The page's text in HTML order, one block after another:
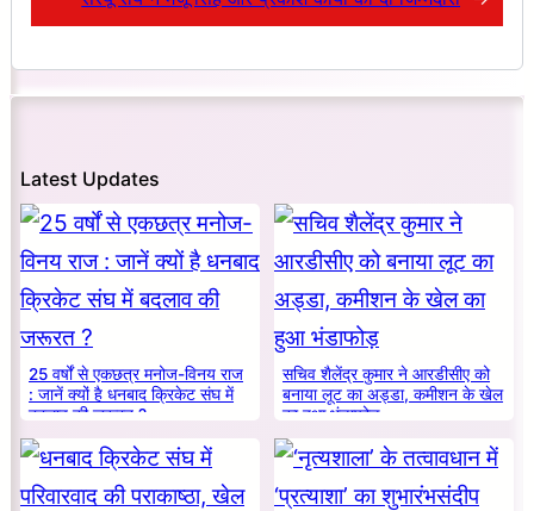
Latest Updates
25 वर्षों से एकछत्र मनोज-विनय राज
: जानें क्यों है धनबाद क्रिकेट संघ में
बदलाव की जरूरत ?
सचिव शैलेंद्र कुमार ने आरडीसीए को
बनाया लूट का अड्डा, कमीशन के खेल
का हुआ भंडाफोड़